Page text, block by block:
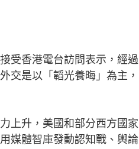
受香港電台訪問表示，經過
交是以「韜光養晦」為主，
上升，美國和部分西方國家
媒體智庫發動認知戰、輿論